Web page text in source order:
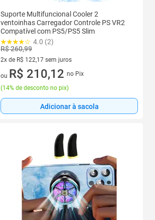
Suporte Multifuncional Cooler 2
ventoinhas Carregador Controle PS VR2
Compatível com PS5/PS5 Slim
4.0 (2)
R$ 260,99
2x de R$ 122,17 sem juros
2 vez de R$ 122,17 sem juros
ou R$ 210,12 no Pix
(14% de desconto no pix)
Adicionar à sacola